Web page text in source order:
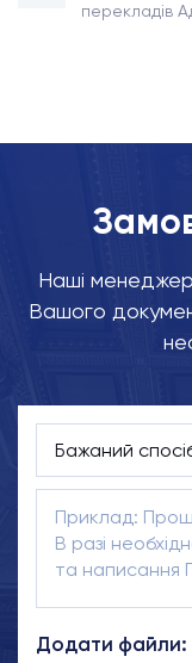
перекладів
Наші
Вашого
Додати файли: